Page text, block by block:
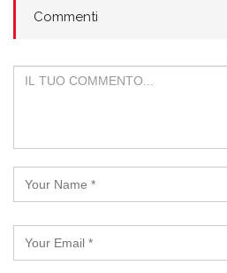
Commenti